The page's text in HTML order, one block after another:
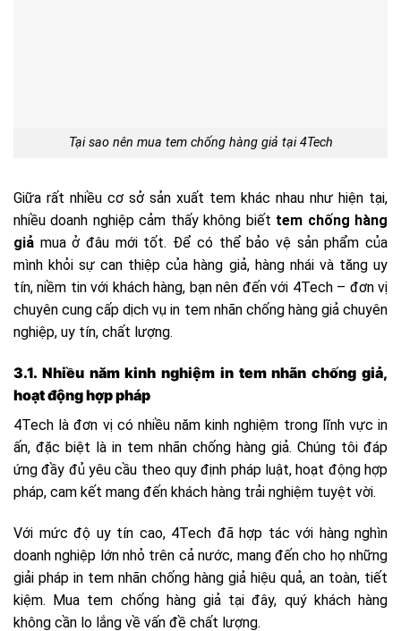
Tại sao nên mua tem chống hàng giả tại 4Tech
Giữa rất nhiều cơ sở sản xuất tem khác nhau như hiện tại,
nhiều doanh nghiệp cảm thấy không biết tem chống hàng
giả mua ở đâu mới tốt. Để có thể bảo vệ sản phẩm của
mình khỏi sự can thiệp của hàng giả, hàng nhái và tăng uy
tín, niềm tin với khách hàng, bạn nên đến với 4Tech – đơn vị
chuyên cung cấp dịch vụ in tem nhãn chống hàng giả chuyên
nghiệp, uy tín, chất lượng.
3.1. Nhiều năm kinh nghiệm in tem nhãn chống giả,
hoạt động hợp pháp
4Tech là đơn vị có nhiều năm kinh nghiệm trong lĩnh vực in
ấn, đặc biệt là in tem nhãn chống hàng giả. Chúng tôi đáp
ứng đầy đủ yêu cầu theo quy định pháp luật, hoạt động hợp
pháp, cam kết mang đến khách hàng trải nghiệm tuyệt vời.
Với mức độ uy tín cao, 4Tech đã hợp tác với hàng nghìn
doanh nghiệp lớn nhỏ trên cả nước, mang đến cho họ những
giải pháp in tem nhãn chống hàng giả hiệu quả, an toàn, tiết
kiệm. Mua tem chống hàng giả tại đây, quý khách hàng
không cần lo lắng về vấn đề chất lượng.